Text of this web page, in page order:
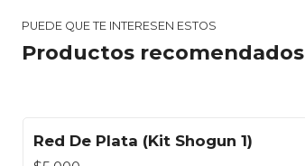
PUEDE QUE TE INTERESEN ESTOS
Productos recomendados
Red De Plata (Kit Shogun 1)